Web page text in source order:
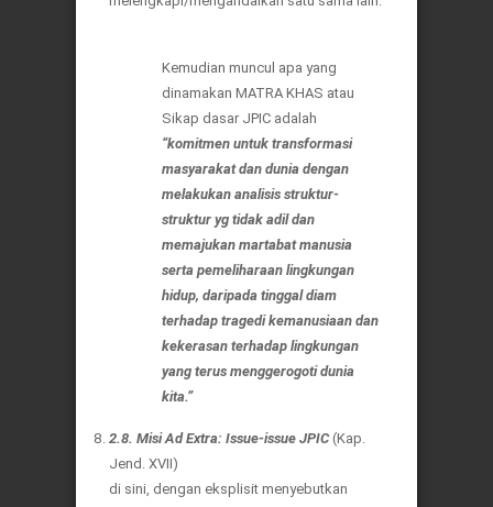
Kemudian muncul apa yang
dinamakan MATRA KHAS atau
Sikap dasar JPIC adalah
“komitmen untuk transformasi
masyarakat dan dunia dengan
melakukan analisis struktur-
struktur yg tidak adil dan
memajukan martabat manusia
serta pemeliharaan lingkungan
hidup, daripada tinggal diam
terhadap tragedi kemanusiaan dan
kekerasan terhadap lingkungan
yang terus menggerogoti dunia
kita.”
2.8. Misi Ad Extra: Issue-issue JPIC(Kap.
Jend. XVII)
di sini, dengan eksplisit menyebutkan